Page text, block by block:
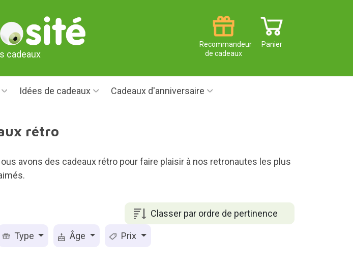
cadeaux
Panier
Recommandeur
de cadeaux
Idées de cadeaux Cadeaux d'anniversaire
rétro
avons des cadeaux rétro pour faire plaisir à nos retronautes les plus
Classer par ordre de pertinence
Type Âge Prix